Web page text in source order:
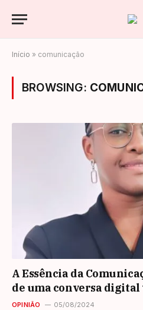
Início » comunicação
BROWSING:
A Essência da
de uma conversa digital
OPINIÃO 05/08/2024